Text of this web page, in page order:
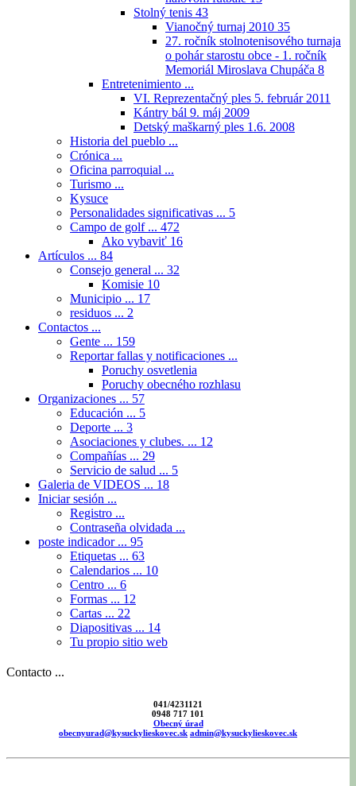
Stolný tenis 43
Vianočný turnaj 2010 35
27. ročník stolnotenisového turnaja
o pohár starostu obce - 1. ročník
Memoriál Miroslava Chupáča 8
Entretenimiento ...
VI. Reprezentačný ples 5. február 2011
Kántry bál 9. máj 2009
Detský maškarný ples 1.6. 2008
Historia del pueblo ...
Crónica ...
Oficina parroquial ...
Turismo ...
Kysuce
Personalidades significativas ... 5
Campo de golf ... 472
Ako vybaviť 16
Artículos ... 84
Consejo general ... 32
Komisie 10
Municipio ... 17
residuos ... 2
Contactos ...
Gente ... 159
Reportar fallas y notificaciones ...
Poruchy osvetlenia
Poruchy obecného rozhlasu
Organizaciones ... 57
Educación ... 5
Deporte ... 3
Asociaciones y clubes. ... 12
Compañías ... 29
Servicio de salud ... 5
Galeria de VIDEOS ... 18
Iniciar sesión ...
Registro ...
Contraseña olvidada ...
poste indicador ... 95
Etiquetas ... 63
Calendarios ... 10
Centro ... 6
Formas ... 12
Cartas ... 22
Diapositivas ... 14
Tu propio sitio web
Contacto ...
041/4231121
0948 717 101
Obecný úrad
obecnyurad@kysuckylieskovec.sk admin@kysuckylieskovec.sk